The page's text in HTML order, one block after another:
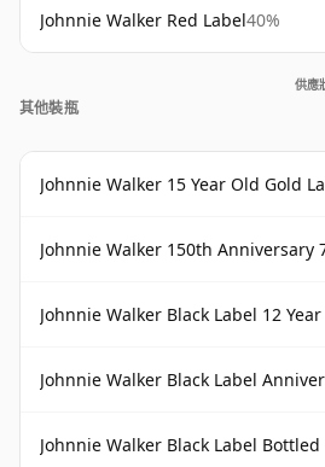
Johnnie Walker Red Label40%
供應
其他裝瓶
Johnnie Walker 15 Year Old Gold Label
Johnnie Walker 150th Anniversary
Johnnie Walker Black Label 12
Johnnie Walker Black Label
Johnnie Walker Black Label Bottled